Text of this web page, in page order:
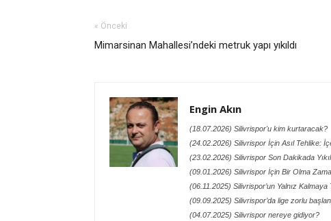
« Önceki
Mimarsinan Mahallesi’ndeki metruk yapı yıkıldı
Engin Akın
(18.07.2026) Silivrispor'u kim kurtaracak?
(24.02.2026) Silivrispor İçin Asıl Tehlike:
(23.02.2026) Silivrispor Son Dakikada
(09.01.2026) Silivrispor İçin Bir Olma
(06.11.2025) Silivrispor’un Yalnız Kalmaya
(09.09.2025) Silivrispor’da lige zorlu
(04.07.2025) Silivrispor nereye gidiyor?